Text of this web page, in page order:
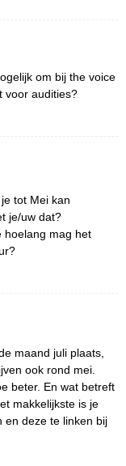
om bij the voice
voor audities?
tot Mei kan
je/uw dat?
hoelang mag het
maand juli plaats,
ook rond mei.
beter. En wat betreft
makkelijkste is je
en deze te linken bij